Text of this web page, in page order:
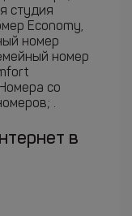
студия
Economy,
номер
номер
со
.
в